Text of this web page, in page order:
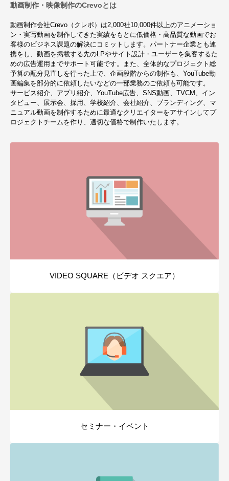
動画制作・映像制作のCrevoとは
動画制作会社Crevo（クレボ）は2,000社10,000件以上のアニメーショ
ン・実写動画を制作してきた実績をもとに低価格・高品質な動画でお
客様のビジネス課題の解決にコミットします。パートナー企業とも連
携をし、動画を掲載する先のLPやサイト設計・ユーザーを集客するた
めの広告運用までサポート可能です。また、全体的なプロジェクト総
予算の配分見直しを行った上で、企画段階からの制作も、YouTube動
画編集を部分的に依頼したいなどの一部業務のご依頼も可能です。
サービス紹介、アプリ紹介、YouTube広告、SNS動画、TVCM、イン
タビュー、展示会、採用、学校紹介、会社紹介、ブランディング、マ
ニュアル動画を制作するために最適なクリエイターをアサインしてプ
ロジェクトチームを作り、適切な価格で制作いたします。
VIDEO SQUARE（ビデオ スクエア）
セミナー・イベント